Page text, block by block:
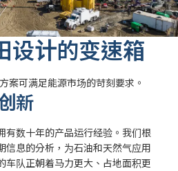
设计的变速箱
案可满足能源市场的苛刻要求。
新
有数十年的产品运行经验。我们根
信息的分析，为石油和天然气应用
车队正朝着马力更大、占地面积更